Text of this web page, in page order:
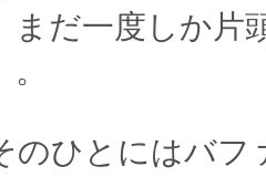
まだ一度しか片
のひとにはバフ